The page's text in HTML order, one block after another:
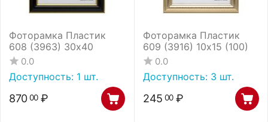
Фоторамка Пластик
608 (3963) 30х40
0.0
Доступность: 1 шт.
870 00 ₽
Фоторамка Пластик
609 (3916) 10х15 (100)
0.0
Доступность: 3 шт.
245 00 ₽